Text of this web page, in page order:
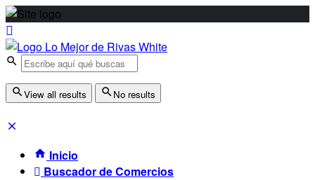
View all results No results
Inicio
Buscador de Comercios